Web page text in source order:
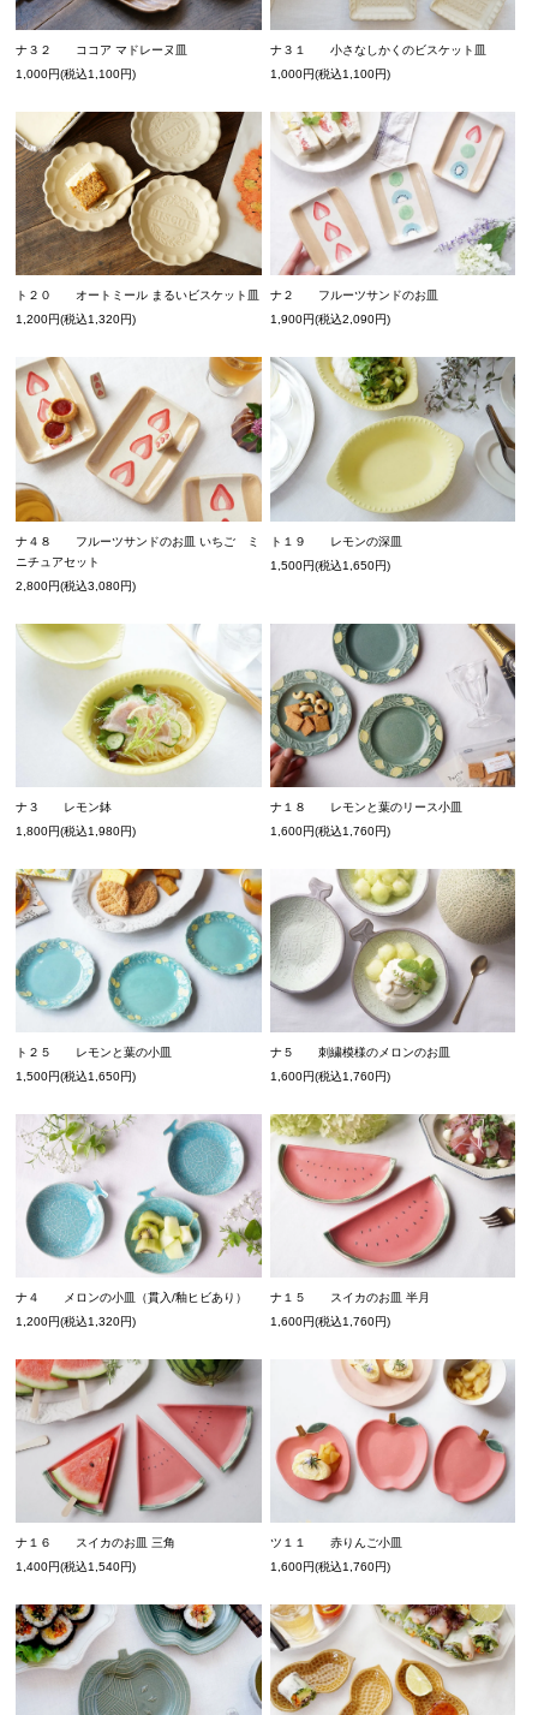
ナ３２ ココア マドレーヌ皿
1,000円(税込1,100円)
ナ３１ 小さなしかくのビスケット皿
1,000円(税込1,100円)
ト２０ オートミール まるいビスケット皿
1,200円(税込1,320円)
ナ２ フルーツサンドのお皿
1,900円(税込2,090円)
ナ４８ フルーツサンドのお皿 いちご ミ
ニチュアセット
2,800円(税込3,080円)
ト１９ レモンの深皿
1,500円(税込1,650円)
ナ３ レモン鉢
1,800円(税込1,980円)
ナ１８ レモンと葉のリース小皿
1,600円(税込1,760円)
ト２５ レモンと葉の小皿
1,500円(税込1,650円)
ナ５ 刺繍模様のメロンのお皿
1,600円(税込1,760円)
ナ４ メロンの小皿（貫入/釉ヒビあり）
1,200円(税込1,320円)
ナ１５ スイカのお皿 半月
1,600円(税込1,760円)
ナ１６ スイカのお皿 三角
1,400円(税込1,540円)
ツ１１ 赤りんご小皿
1,600円(税込1,760円)